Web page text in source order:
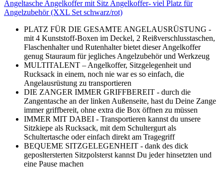
Angeltasche Angelkoffer mit Sitz Angelkoffer- viel Platz für
Angelzubehör (XXL Set schwarz/rot)
PLATZ FÜR DIE GESAMTE ANGELAUSRÜSTUNG -
mit 4 Kunststoff-Boxen im Deckel, 2 Reißverschlusstaschen,
Flaschenhalter und Rutenhalter bietet dieser Angelkoffer
genug Stauraum für jegliches Angelzubehör und Werkzeug
MULTITALENT – Angelkoffer, Sitzgelegenheit und
Rucksack in einem, noch nie war es so einfach, die
Angelausrüstung zu transportieren
DIE ZANGER IMMER GRIFFBEREIT - durch die
Zangentasche an der linken Außenseite, hast du Deine Zange
immer griffbereit, ohne extra die Box öffnen zu müssen
IMMER MIT DABEI - Transportieren kannst du unsere
Sitzkiepe als Rucksack, mit dem Schultergurt als
Schultertasche oder einfach direkt am Tragegriff
BEQUEME SITZGELEGENHEIT - dank des dick
geposltersterten Sitzpolsterst kannst Du jeder hinsetzten und
eine Pause machen